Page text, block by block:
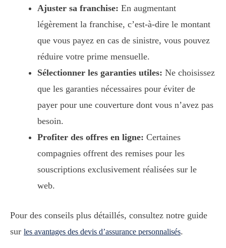
Ajuster sa franchise: En augmentant
légèrement la franchise, c’est-à-dire le montant
que vous payez en cas de sinistre, vous pouvez
réduire votre prime mensuelle.
Sélectionner les garanties utiles: Ne choisissez
que les garanties nécessaires pour éviter de
payer pour une couverture dont vous n’avez pas
besoin.
Profiter des offres en ligne: Certaines
compagnies offrent des remises pour les
souscriptions exclusivement réalisées sur le
web.
Pour des conseils plus détaillés, consultez notre guide
sur les avantages des devis d’assurance personnalisés.